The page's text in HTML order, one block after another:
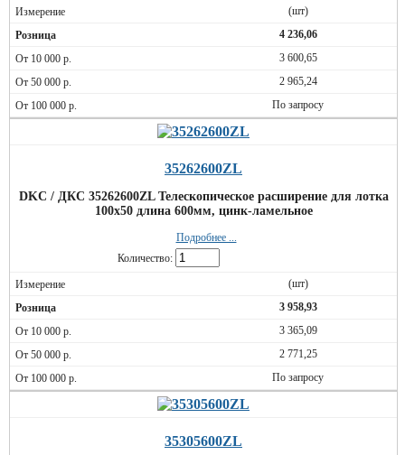
(шт)
4 236,06
3 600,65
2 965,24
По запросу
35262600ZL
DKC / ДКС 35262600ZL Телескопическое расширение для лотка
100х50 длина 600мм, цинк-ламельное
Подробнее ...
Количество:
(шт)
3 958,93
3 365,09
2 771,25
По запросу
35305600ZL